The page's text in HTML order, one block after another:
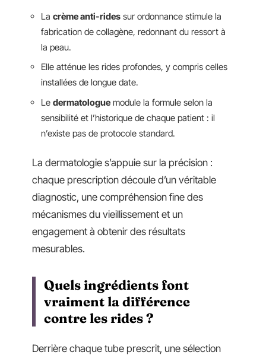
La crème anti-rides sur ordonnance stimule la
fabrication de collagène, redonnant du ressort à
la peau.
Elle atténue les rides profondes, y compris celles
installées de longue date.
Le dermatologue module la formule selon la
sensibilité et l’historique de chaque patient : il
n’existe pas de protocole standard.
La dermatologie s’appuie sur la précision :
chaque prescription découle d’un véritable
diagnostic, une compréhension fine des
mécanismes du vieillissement et un
engagement à obtenir des résultats
mesurables.
Quels ingrédients font
vraiment la différence
contre les rides ?
Derrière chaque tube prescrit, une sélection